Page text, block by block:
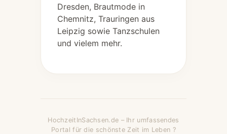
Dresden, Brautmode in
Chemnitz, Trauringen aus
Leipzig sowie Tanzschulen
und vielem mehr.
HochzeitInSachsen.de – Ihr umfassendes
Portal für die schönste Zeit im Leben ?